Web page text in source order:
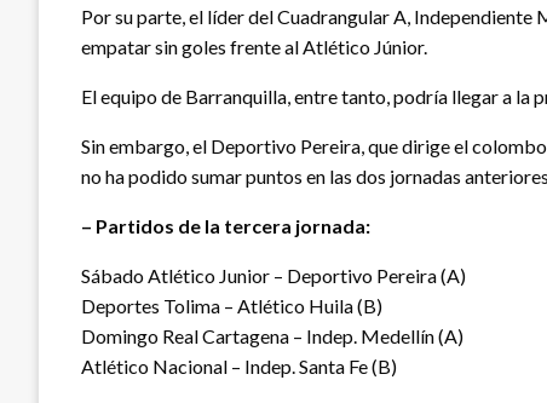
Por su parte, el líder del Cuadrangular A,
empatar sin goles frente al Atlético Júnior.
El equipo de Barranquilla, entre tanto, podría llegar a la
Sin embargo, el Deportivo Pereira, que dirige el
no ha podido sumar puntos en las dos jornadas
– Partidos de la tercera jornada:
Sábado Atlético Junior – Deportivo Pereira (A)
Deportes Tolima – Atlético Huila (B)
Domingo Real Cartagena – Indep. Medellín (A)
Atlético Nacional – Indep. Santa Fe (B)